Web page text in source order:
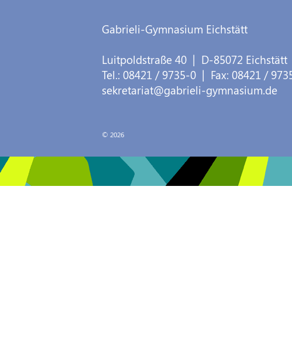
Gabrieli-Gymnasium Eichstätt
Luitpoldstraße 40 | D-85072 Eichstätt
Tel.:08421 / 9735-0 | Fax:08421 /
sekretariat@gabrieli-gymnasium.de
© 2026